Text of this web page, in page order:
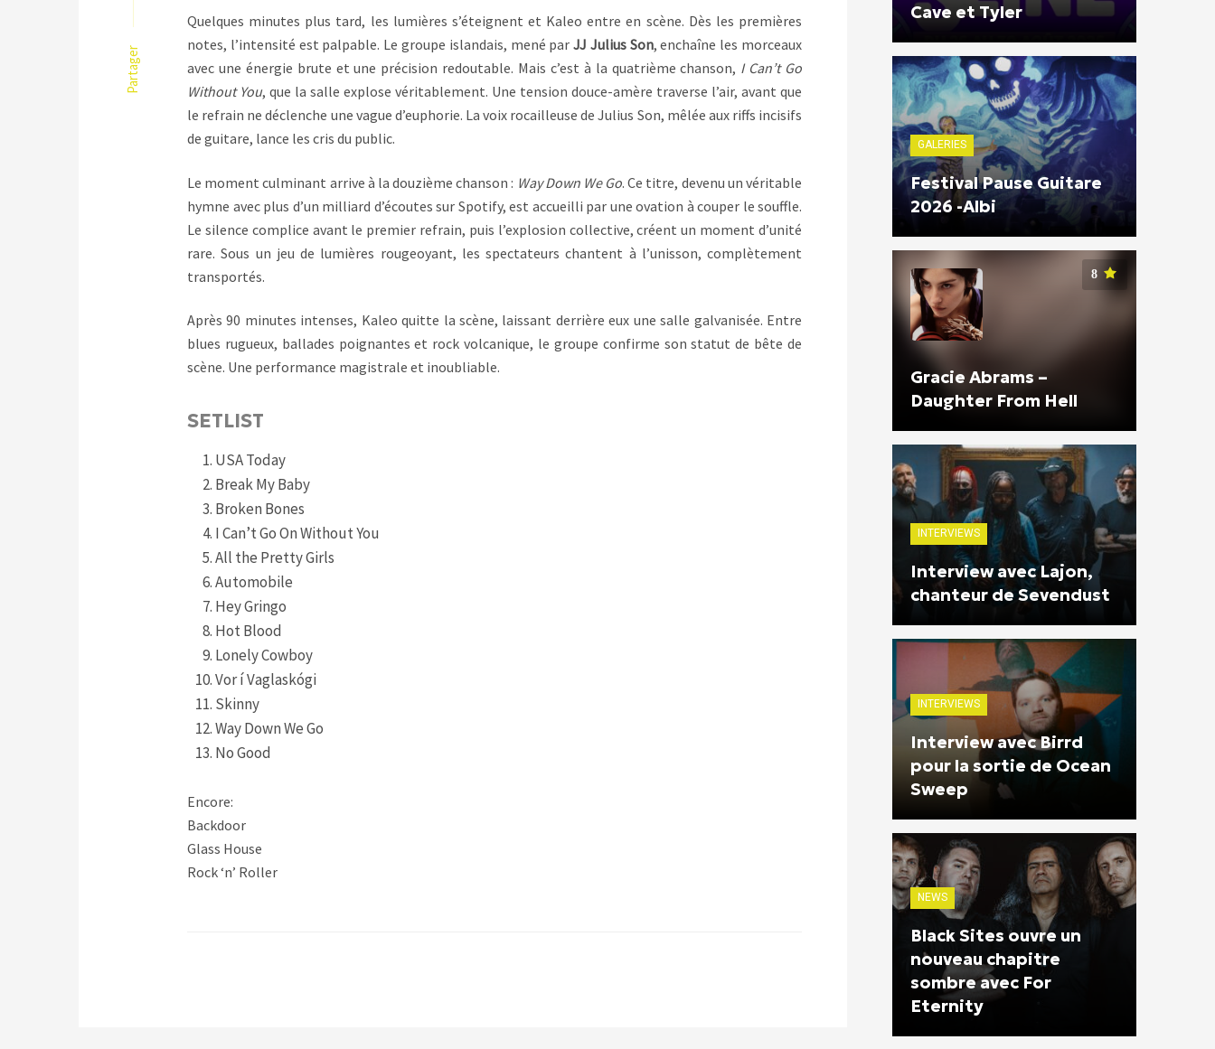
Partager
Quelques minutes plus tard, les lumières s’éteignent et Kaleo entre en scène. Dès les premières
notes, l’intensité est palpable. Le groupe islandais, mené parJJ Julius Son, enchaîne les morceaux
avec une énergie brute et une précision redoutable. Mais c’est à la quatrième chanson, I Can’t Go
Without You, que la salle explose véritablement. Une tension douce-amère traverse l’air, avant que
le refrain ne déclenche une vague d’euphorie. La voix rocailleuse de Julius Son, mêlée aux riffs incisifs
de guitare, lance les cris du public.
Le moment culminant arrive à la douzième chanson : Way Down We Go. Ce titre, devenu un véritable
hymne avec plus d’un milliard d’écoutes sur Spotify, est accueilli par une ovation à couper le souffle.
Le silence complice avant le premier refrain, puis l’explosion collective, créent un moment d’unité
rare. Sous un jeu de lumières rougeoyant, les spectateurs chantent à l’unisson, complètement
transportés.
Après 90 minutes intenses, Kaleo quitte la scène, laissant derrière eux une salle galvanisée. Entre
blues rugueux, ballades poignantes et rock volcanique, le groupe confirme son statut de bête de
scène. Une performance magistrale et inoubliable.
SETLIST
USA Today
Break My Baby
Broken Bones
I Can’t Go On Without You
All the Pretty Girls
Automobile
Hey Gringo
Hot Blood
Lonely Cowboy
Vor í Vaglaskógi
Skinny
Way Down We Go
No Good
Encore:
Backdoor
Glass House
Rock ‘n’ Roller
Cave et Tyler
GALERIES
Festival Pause Guitare
2026 -Albi
8
Gracie Abrams –
Daughter From Hell
INTERVIEWS
Interview avec Lajon,
chanteur de Sevendust
INTERVIEWS
Interview avec Birrd
pour la sortie de Ocean
Sweep
NEWS
Black Sites ouvre un
nouveau chapitre
sombre avec For
Eternity